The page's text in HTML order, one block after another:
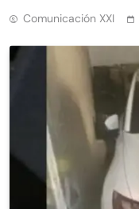
Comunicación XXI